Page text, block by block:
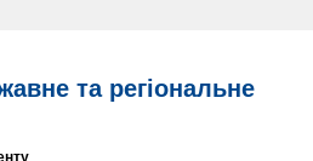
та регіональне